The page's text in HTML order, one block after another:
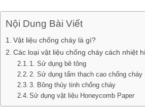
Nội Dung Bài Viết
Vật liệu chống cháy là gì?
Các loại vật liệu chống cháy cách nhiệt
1. Sử dụng bê tông
2. Sử dụng tấm thạch cao chống cháy
3. Bông thủy tinh chống cháy
Sử dụng vật liệu Honeycomb Paper